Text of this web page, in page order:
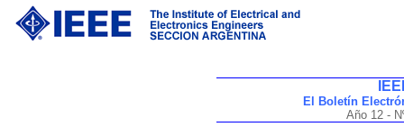
El Boletín
Año 12 -